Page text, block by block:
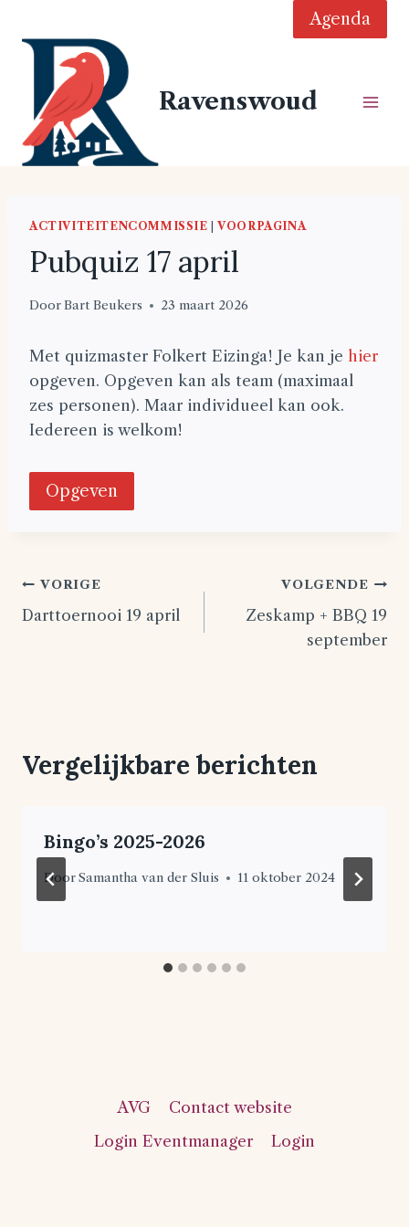
naar
Agenda
Ravenswoud
ACTIVITEITENCOMMISSIE |VOORPAGINA
Pubquiz 17 april
DoorBart Beukers 23 maart 2026
Met quizmaster Folkert Eizinga! Je kan je hier
opgeven. Opgeven kan als team (maximaal
zes personen). Maar individueel kan ook.
Iedereen is welkom!
Opgeven
Bericht
navigatie
VORIGE
Darttoernooi 19 april
VOLGENDE
Zeskamp + BBQ 19
september
Vergelijkbare berichten
Bingo’s 2025-2026
DoorSamantha van der Sluis 11 oktober 2024
AVG
Contact website
Login Eventmanager
Login